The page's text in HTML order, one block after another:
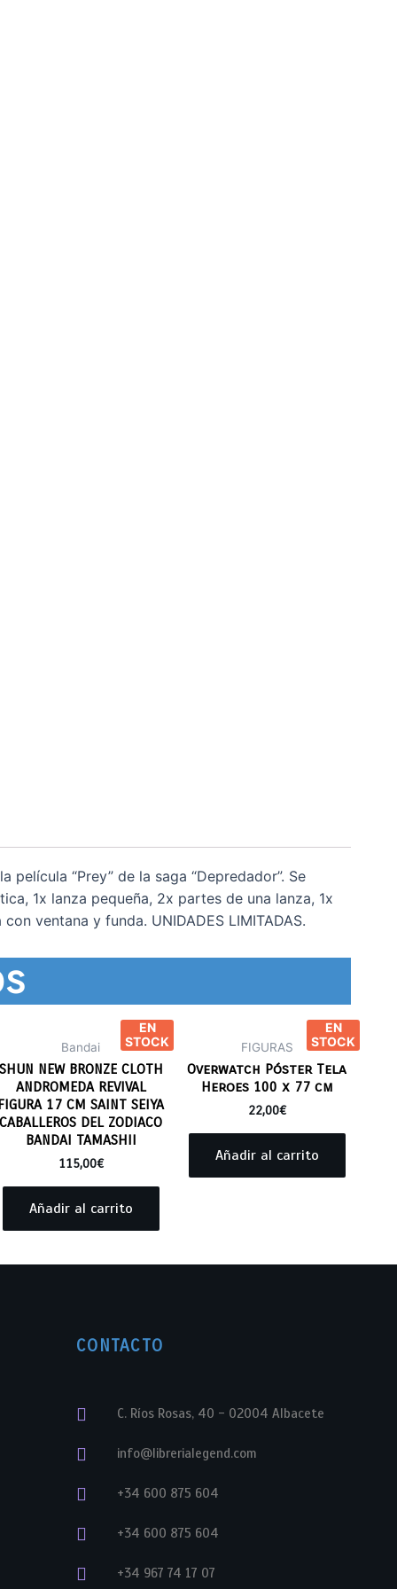
“Prey” de la saga “Depredador”. Se
1x lanza pequeña, 2x partes de una lanza, 1x
ventana y funda. UNIDADES LIMITADAS.
EN
STOCK
Bandai
SHUN NEW BRONZE CLOTH
ANDROMEDA REVIVAL
17 CM SAINT SEIYA
CABALLEROS DEL ZODIACO
BANDAI TAMASHII
115,00€
Añadir al carrito
EN
STOCK
FIGURAS
Overwatch Póster Tela
Heroes 100 x 77 cm
22,00€
Añadir al carrito
CONTACTO
C. Ríos Rosas, 40 - 02004 Albacete
info@librerialegend.com
+34 600 875 604
+34 600 875 604
+34 967 74 17 07